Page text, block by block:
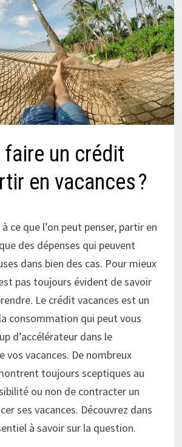
faire un crédit
en vacances ?
ce que l’on peut penser, partir en
des dépenses qui peuvent
dans bien des cas. Pour mieux
pas toujours évident de savoir
Le crédit vacances est un
consommation qui peut vous
d’accélérateur dans le
vos vacances. De nombreux
toujours sceptiques au
ou non de contracter un
ses vacances. Découvrez dans
à savoir sur la question.